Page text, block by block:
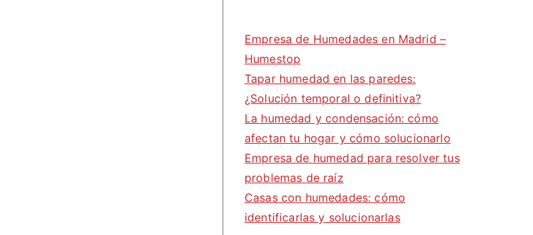
Empresa de Humedades en Madrid –
Humestop
Tapar humedad en las paredes:
¿Solución temporal o definitiva?
La humedad y condensación: cómo
afectan tu hogar y cómo solucionarlo
Empresa de humedad para resolver tus
problemas de raíz
Casas con humedades: cómo
identificarlas y solucionarlas